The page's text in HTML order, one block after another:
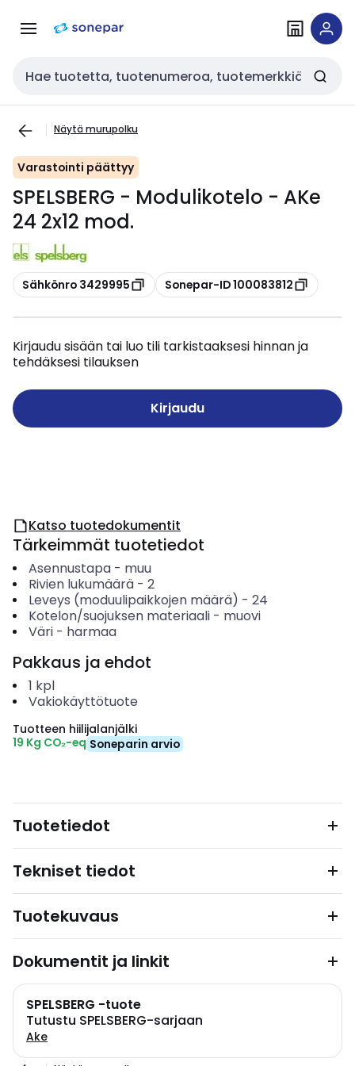
navigointiinsisältöön
Haku
Näytä murupolku
Varastointi päättyy
SPELSBERG - Modulikotelo - AKe
24 2x12 mod.
Kopioi
Sähkönro 3429995 Kopioi
Sonepar-ID 100083812
Kirjaudu sisään tai luo tili tarkistaaksesi hinnan ja
tehdäksesi tilauksen
Kirjaudu
Katso tuotedokumentit
Tärkeimmät tuotetiedot
Asennustapa- muu
Rivien lukumäärä- 2
Leveys (moduulipaikkojen määrä) - 24
Kotelon/suojuksen materiaali- muovi
Väri- harmaa
Pakkaus ja ehdot
1 kpl
Vakiokäyttötuote
Tuotteen hiilijalanjälki
19 Kg CO₂-eq Soneparin arvio
Tuotetiedot
Tekniset tiedot
Tuotekuvaus
Dokumentit ja linkit
SPELSBERG -tuote
Tutustu SPELSBERG-sarjaan
Ake